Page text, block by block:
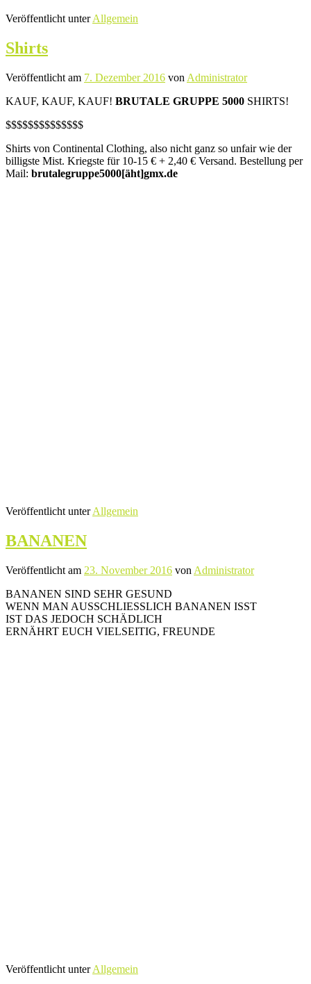
Veröffentlicht unter Allgemein
Shirts
Veröffentlicht am 7. Dezember 2016 von Administrator
KAUF, KAUF, KAUF! BRUTALE GRUPPE 5000 SHIRTS!
$$$$$$$$$$$$$$
Shirts von Continental Clothing, also nicht ganz so unfair wie der
billigste Mist. Kriegste für 10-15 € + 2,40 € Versand. Bestellung per
Mail: brutalegruppe5000[äht]gmx.de
Veröffentlicht unter Allgemein
BANANEN
Veröffentlicht am 23. November 2016 von Administrator
BANANEN SIND SEHR GESUND
WENN MAN AUSSCHLIESSLICH BANANEN ISST
IST DAS JEDOCH SCHÄDLICH
ERNÄHRT EUCH VIELSEITIG, FREUNDE
Veröffentlicht unter Allgemein